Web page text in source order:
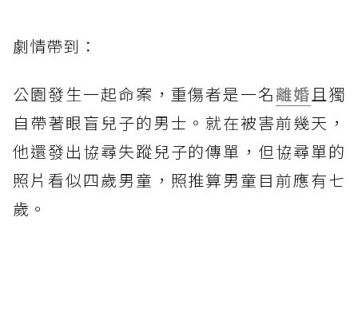
劇情帶到：
公園發生一起命案，重傷者是一名離婚且獨
自帶著眼盲兒子的男士。就在被害前幾天，
他還發出協尋失蹤兒子的傳單，但協尋單的
照片看似四歲男童，照推算男童目前應有七
歲。